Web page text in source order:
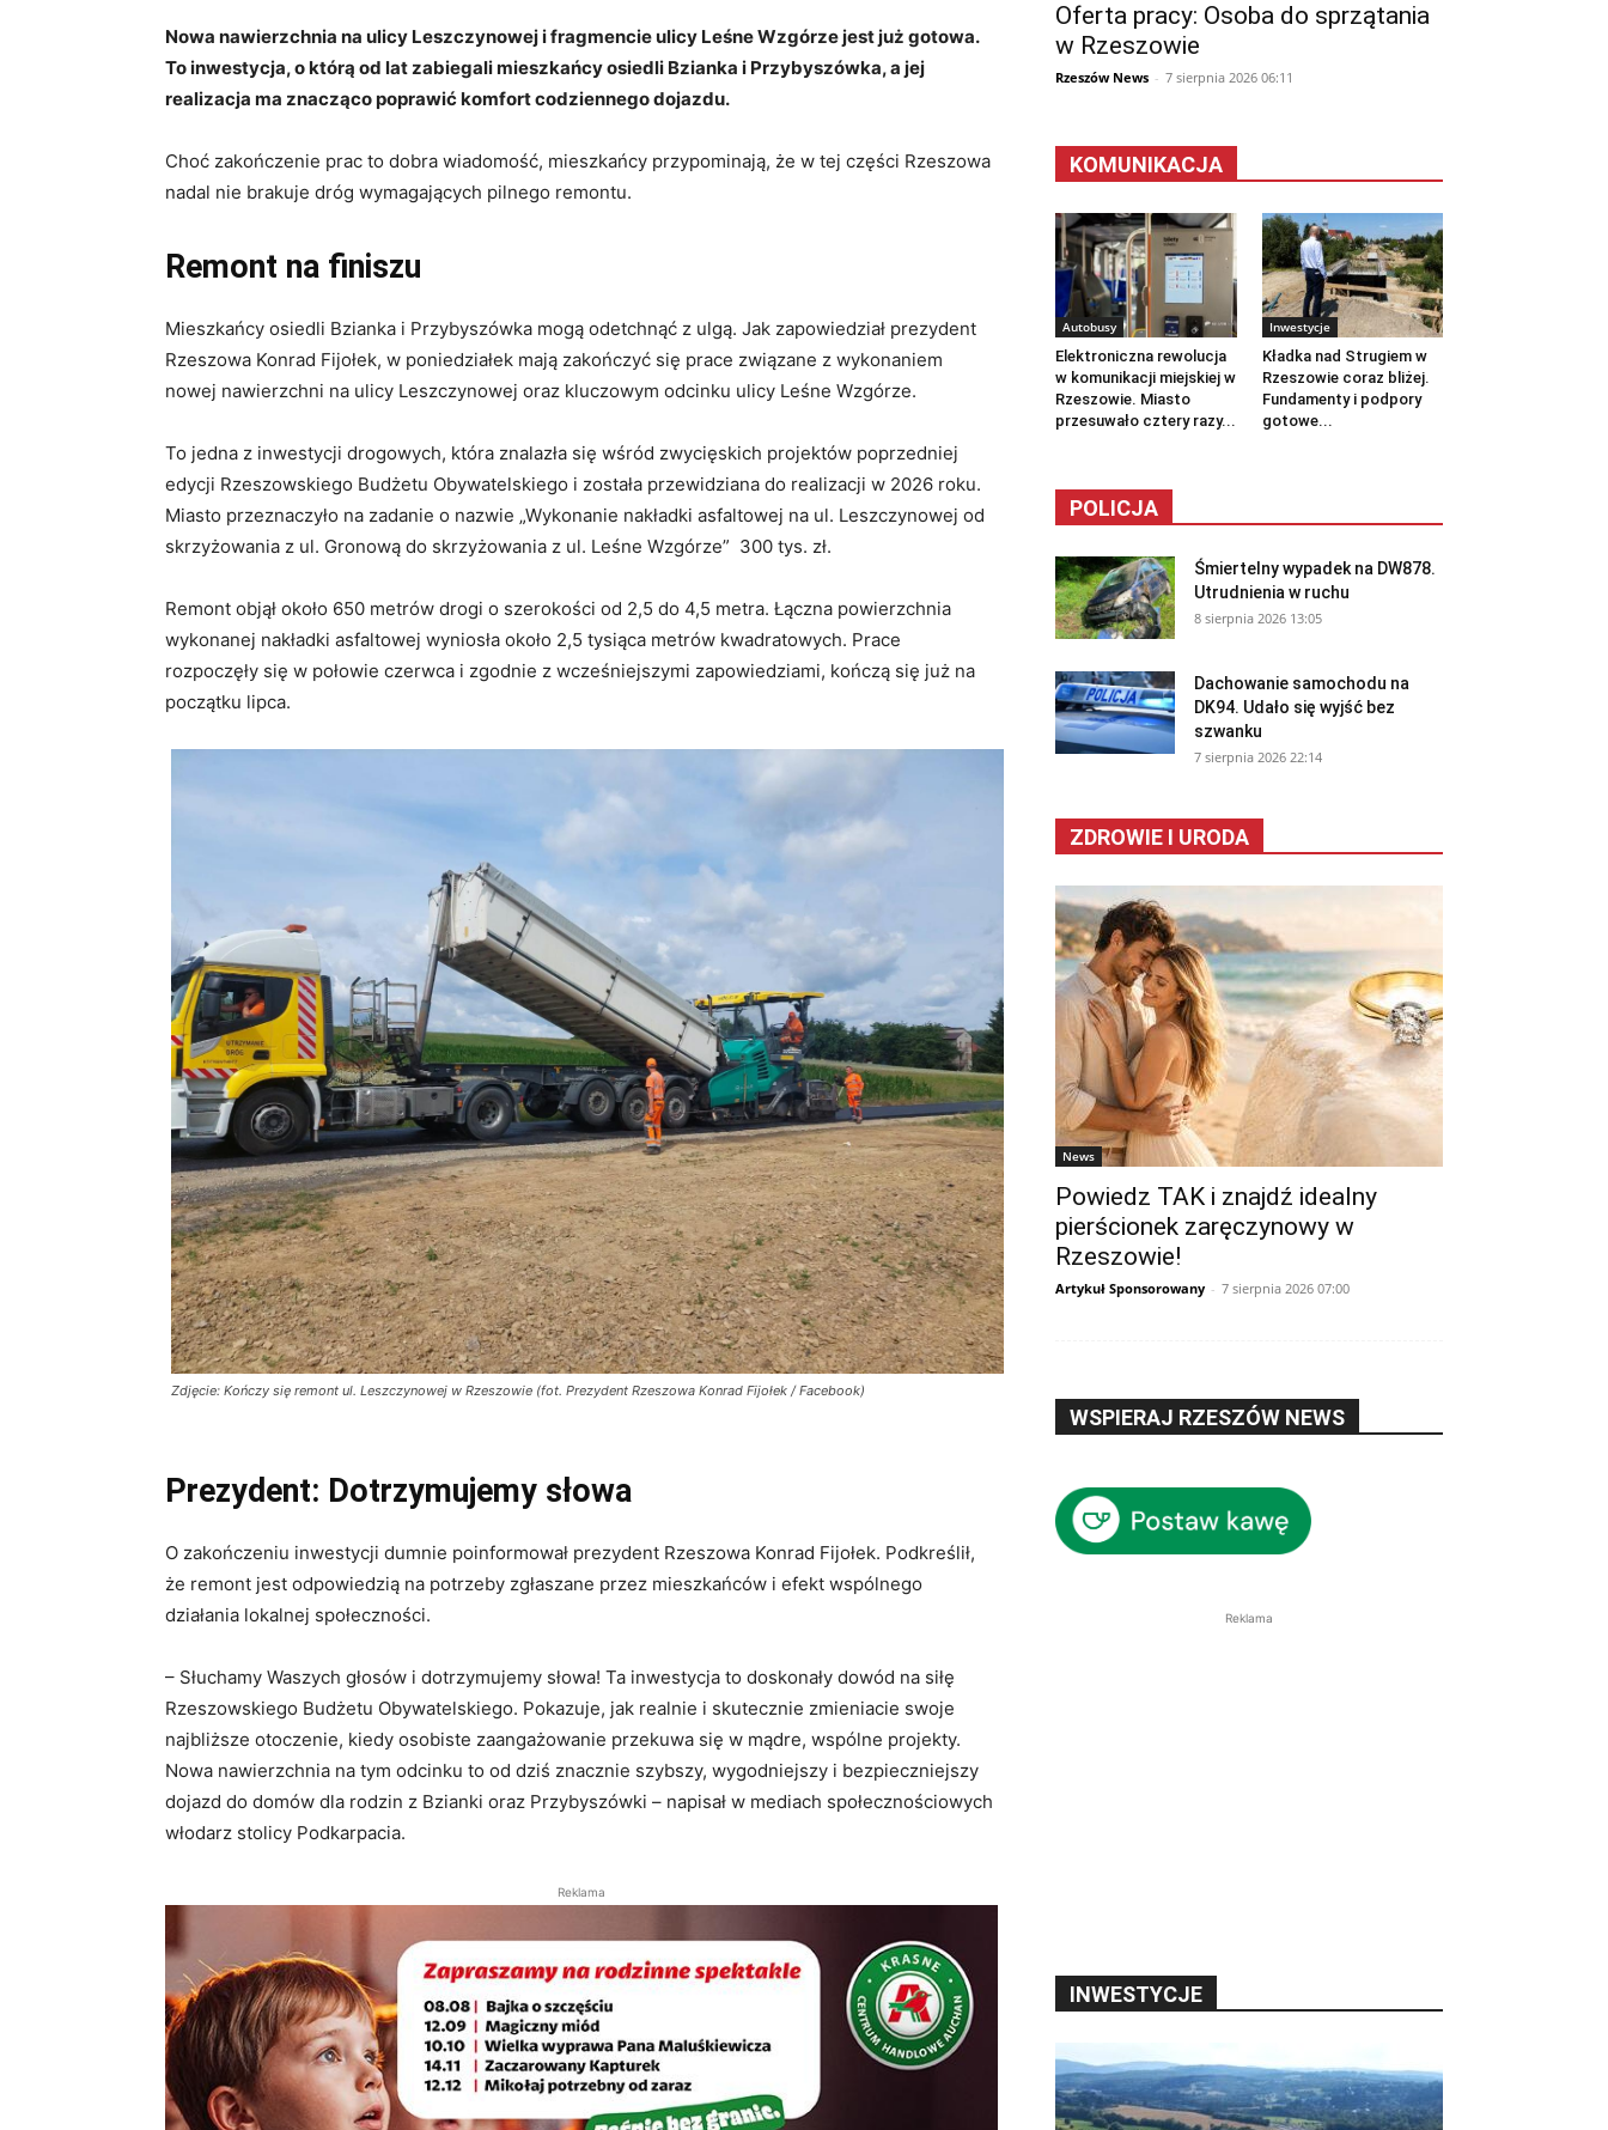
Nowa nawierzchnia na ulicy Leszczynowej i fragmencie ulicy Leśne Wzgórze jest już gotowa.
To inwestycja, o którą od lat zabiegali mieszkańcy osiedli Bzianka i Przybyszówka, a jej
realizacja ma znacząco poprawić komfort codziennego dojazdu.
Choć zakończenie prac to dobra wiadomość, mieszkańcy przypominają, że w tej części Rzeszowa
nadal nie brakuje dróg wymagających pilnego remontu.
Remont na finiszu
Mieszkańcy osiedli Bzianka i Przybyszówka mogą odetchnąć z ulgą. Jak zapowiedział prezydent
Rzeszowa Konrad Fijołek, w poniedziałek mają zakończyć się prace związane z wykonaniem
nowej nawierzchni na ulicy Leszczynowej oraz kluczowym odcinku ulicy Leśne Wzgórze.
To jedna z inwestycji drogowych, która znalazła się wśród zwycięskich projektów poprzedniej
edycji Rzeszowskiego Budżetu Obywatelskiego i została przewidziana do realizacji w 2026 roku.
Miasto przeznaczyło na zadanie o nazwie „Wykonanie nakładki asfaltowej na ul. Leszczynowej od
skrzyżowania z ul. Gronową do skrzyżowania z ul. Leśne Wzgórze” 300 tys. zł.
Remont objął około 650 metrów drogi o szerokości od 2,5 do 4,5 metra. Łączna powierzchnia
wykonanej nakładki asfaltowej wyniosła około 2,5 tysiąca metrów kwadratowych. Prace
rozpoczęły się w połowie czerwca i zgodnie z wcześniejszymi zapowiedziami, kończą się już na
początku lipca.
Zdjęcie: Kończy się remont ul. Leszczynowej w Rzeszowie (fot. Prezydent Rzeszowa Konrad Fijołek / Facebook)
Prezydent: Dotrzymujemy słowa
O zakończeniu inwestycji dumnie poinformował prezydent Rzeszowa Konrad Fijołek. Podkreślił,
że remont jest odpowiedzią na potrzeby zgłaszane przez mieszkańców i efekt wspólnego
działania lokalnej społeczności.
– Słuchamy Waszych głosów i dotrzymujemy słowa! Ta inwestycja to doskonały dowód na siłę
Rzeszowskiego Budżetu Obywatelskiego. Pokazuje, jak realnie i skutecznie zmieniacie swoje
najbliższe otoczenie, kiedy osobiste zaangażowanie przekuwa się w mądre, wspólne projekty.
Nowa nawierzchnia na tym odcinku to od dziś znacznie szybszy, wygodniejszy i bezpieczniejszy
dojazd do domów dla rodzin z Bzianki oraz Przybyszówki – napisał w mediach społecznościowych
włodarz stolicy Podkarpacia.
Reklama
Oferta pracy: Osoba do sprzątania
w Rzeszowie
Rzeszów News - 7 sierpnia 2026 06:11
KOMUNIKACJA
Autobusy
Elektroniczna rewolucja
w komunikacji miejskiej w
Rzeszowie. Miasto
przesuwało cztery razy...
Inwestycje
Kładka nad Strugiem w
Rzeszowie coraz bliżej.
Fundamenty i podpory
gotowe...
POLICJA
Śmiertelny wypadek na DW878.
Utrudnienia w ruchu
8 sierpnia 2026 13:05
Dachowanie samochodu na
DK94. Udało się wyjść bez
szwanku
7 sierpnia 2026 22:14
ZDROWIE I URODA
News
Powiedz TAK i znajdź idealny
pierścionek zaręczynowy w
Rzeszowie!
Artykuł Sponsorowany - 7 sierpnia 2026 07:00
WSPIERAJ RZESZÓW NEWS
Reklama
INWESTYCJE